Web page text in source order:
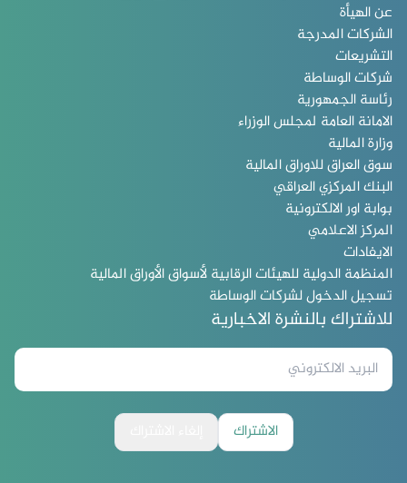
عن الهيأة
الشركات المدرجة
التشريعات
شركات الوساطة
رئاسة الجمهورية
الامانة العامة لمجلس الوزراء
وزارة المالية
سوق العراق للاوراق المالية
البنك المركزي العراقي
بوابة اور الالكترونية
المركز الاعلامي
الايفادات
المنظمة الدولية للهيئات الرقابية لأسواق الأوراق المالية
تسجيل الدخول لشركات الوساطة
للاشتراك بالنشرة الاخبارية
الاشتراك